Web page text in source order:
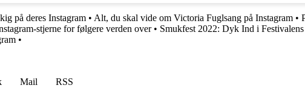
på deres Instagram • Alt, du skal vide om Victoria Fuglsang på Instagram •
stjerne for følgere verden over• Smukfest 2022: Dyk Ind i Festivalens
•
Mail
RSS